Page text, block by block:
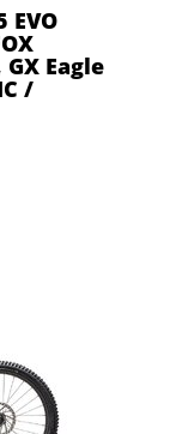
EVO
Eagle
/